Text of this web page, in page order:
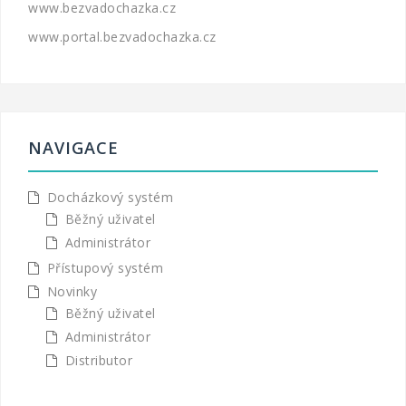
www.bezvadochazka.cz
www.portal.bezvadochazka.cz
NAVIGACE
Docházkový systém
Běžný uživatel
Administrátor
Přístupový systém
Novinky
Běžný uživatel
Administrátor
Distributor